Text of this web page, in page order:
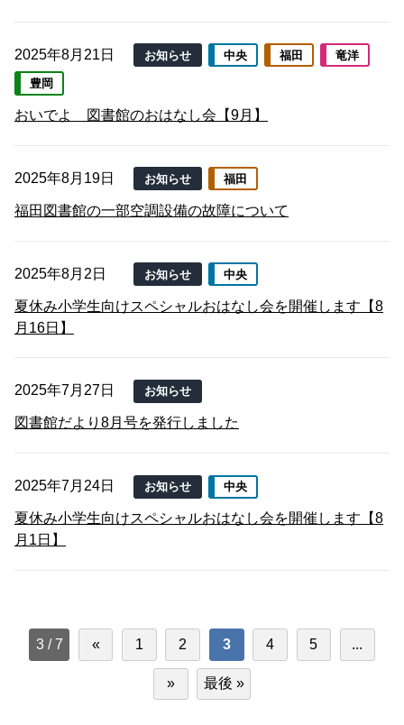
2025年8月21日 お知らせ 中央 福田 竜洋
豊岡
おいでよ 図書館のおはなし会【9月】
2025年8月19日 お知らせ 福田
福田図書館の一部空調設備の故障について
2025年8月2日 お知らせ 中央
夏休み小学生向けスペシャルおはなし会を開催します【8
月16日】
2025年7月27日 お知らせ
図書館だより8月号を発行しました
2025年7月24日 お知らせ 中央
夏休み小学生向けスペシャルおはなし会を開催します【8
月1日】
3 / 7 « 1 2 3 4 5 ...
» 最後 »